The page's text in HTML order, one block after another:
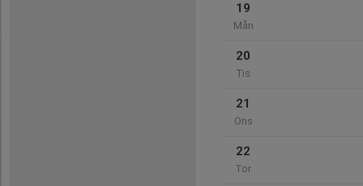
19
Mån
20
Tis
21
Ons
22
Tor